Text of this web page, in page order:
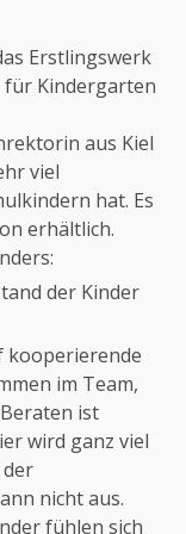
Erstlingswerk
für Kindergarten
aus Kiel
viel
hat. Es
erhältlich.
der Kinder
kooperierende
im Team,
ist
wird ganz viel
nicht aus.
fühlen sich